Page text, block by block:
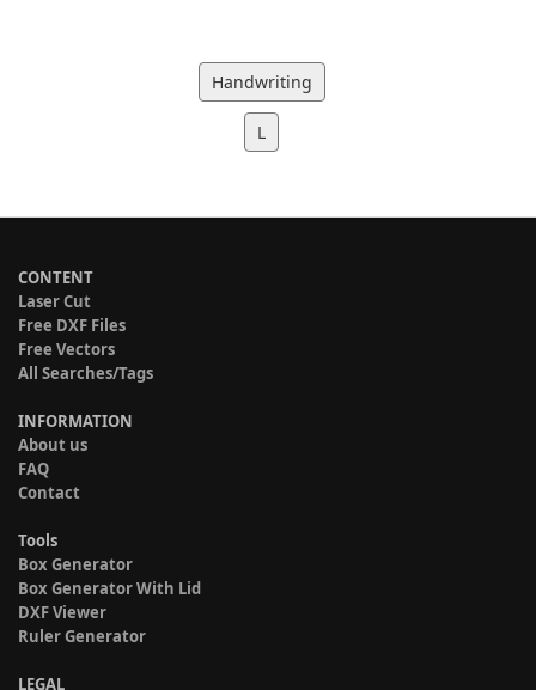
Handwriting
L
CONTENT
Laser Cut
Free DXF Files
Free Vectors
All Searches/Tags
INFORMATION
About us
FAQ
Contact
Tools
Box Generator
Box Generator With Lid
DXF Viewer
Ruler Generator
LEGAL